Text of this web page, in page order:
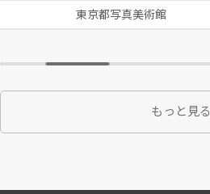
東京都写真美術館
もっと見る